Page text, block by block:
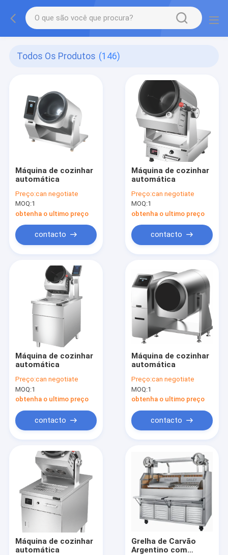
Todos Os Produtos (146)
Máquina de cozinhar
automática
Preço:can negotiate
MOQ:1
obtenha o ultimo preço
contacto
Máquina de cozinhar
automática
Preço:can negotiate
MOQ:1
obtenha o ultimo preço
contacto
Máquina de cozinhar
automática
Preço:can negotiate
MOQ:1
obtenha o ultimo preço
contacto
Máquina de cozinhar
automática
Preço:can negotiate
MOQ:1
obtenha o ultimo preço
contacto
Máquina de cozinhar
automática
Grelha de Carvão
Argentino com